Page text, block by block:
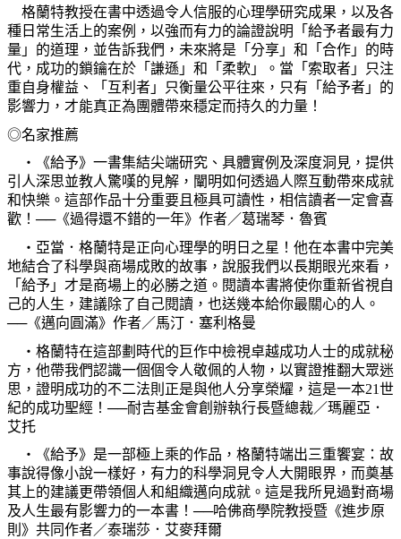
格蘭特教授在書中透過令人信服的心理學研究成果，以及各
種日常生活上的案例，以強而有力的論證說明「給予者最有力
量」的道理，並告訴我們，未來將是「分享」和「合作」的時
代，成功的鎖鑰在於「謙遜」和「柔軟」。當「索取者」只注
重自身權益、「互利者」只衡量公平往來，只有「給予者」的
影響力，才能真正為團體帶來穩定而持久的力量！
◎名家推薦
‧《給予》一書集結尖端研究、具體實例及深度洞見，提供
引人深思並教人驚嘆的見解，闡明如何透過人際互動帶來成就
和快樂。這部作品十分重要且極具可讀性，相信讀者一定會喜
歡！──《過得還不錯的一年》作者／葛瑞琴．魯賓
‧亞當．格蘭特是正向心理學的明日之星！他在本書中完美
地結合了科學與商場成敗的故事，說服我們以長期眼光來看，
「給予」才是商場上的必勝之道。閱讀本書將使你重新省視自
己的人生，建議除了自己閱讀，也送幾本給你最關心的人。
──《邁向圓滿》作者／馬汀．塞利格曼
‧格蘭特在這部劃時代的巨作中檢視卓越成功人士的成就秘
方，他帶我們認識一個個令人敬佩的人物，以實證推翻大眾迷
思，證明成功的不二法則正是與他人分享榮耀，這是一本21世
紀的成功聖經！──耐吉基金會創辦執行長暨總裁／瑪麗亞．
艾托
‧《給予》是一部極上乘的作品，格蘭特端出三重饗宴：故
事說得像小說一樣好，有力的科學洞見令人大開眼界，而奠基
其上的建議更帶領個人和組織邁向成就。這是我所見過對商場
及人生最有影響力的一本書！──哈佛商學院教授暨《進步原
則》共同作者／泰瑞莎．艾麥拜爾